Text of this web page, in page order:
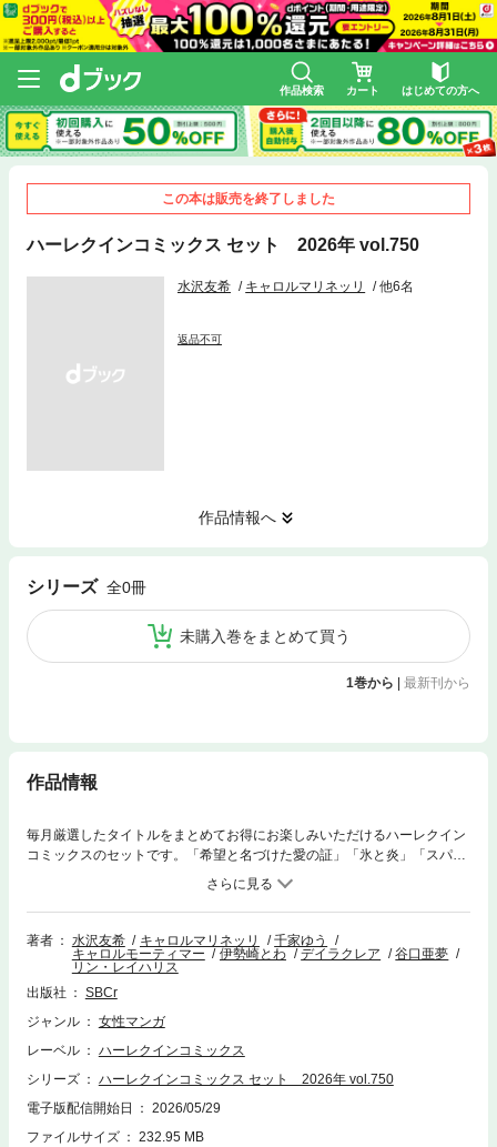
作品検索 カート はじめての方へ
この本は販売を終了しました
ハーレクインコミックス セット 2026年 vol.750
水沢友希 キャロルマリネッリ 他6名
返品不可
作品情報へ
シリーズ 全0冊
未購入巻をまとめて買う
1巻から 最新刊から
作品情報
毎月厳選したタイトルをまとめてお得にお楽しみいただけるハーレクイン
コミックスのセットです。「希望と名づけた愛の証」「氷と炎」「スパイ
スはひかえめに」「勝利の美酒は罠」の４話をまとめて収録。
著者 水沢友希 キャロルマリネッリ
千家ゆう
キャロルモーティマー
伊勢崎とわ デイラクレア
谷口亜夢
リン・レイハリス
出版社
SBCr
ジャンル
女性マンガ
レーベル
ハーレクインコミックス
シリーズ
ハーレクインコミックス セット 2026年 vol.750
電子版配信開始日
2026/05/29
ファイルサイズ
232.95 MB